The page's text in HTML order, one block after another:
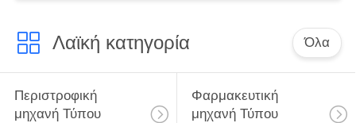
Λαϊκή κατηγορία Όλα
Περιστροφική
μηχανή Τύπου
Φαρμακευτική
μηχανή Τύπου